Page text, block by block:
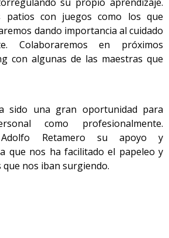
patios con juegos como los que
dando importancia al cuidado
Colaboraremos en próximos
con algunas de las maestras que
sido una gran oportunidad para
como profesionalmente.
Adolfo Retamero su apoyo y
que nos ha facilitado el papeleo y
que nos iban surgiendo.